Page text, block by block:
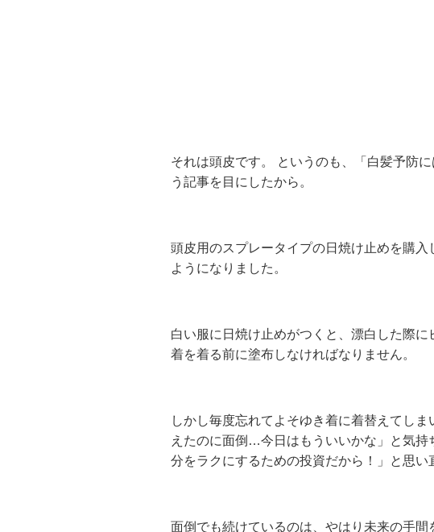
それは頭皮です。 というのも、「白髪予防
う記事を目にしたから。
頭皮用のスプレータイプの日焼け止めを購
ようになりました。
白い服に日焼け止めがつくと、漂白した際
着を着る前に塗布しなければなりません。
しかし毎度忘れてよそゆき着に着替えてし
えたのに面倒…今日はもういいかな」と気
分をラクにするための投資だから！」と思い
面倒でも続けているのは、やはり未来の手間